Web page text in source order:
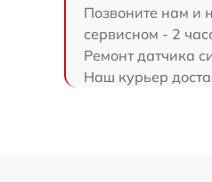
Позвоните нам и
сервисном - 2
Ремонт датчика
Наш курьер